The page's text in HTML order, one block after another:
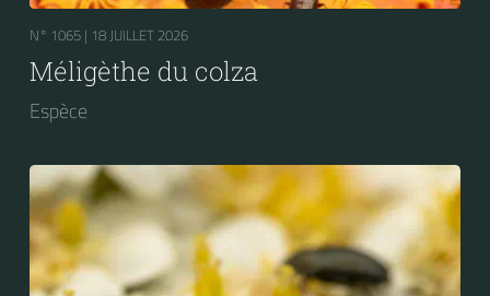
N° 1065 | 18 JUILLET 2026
Méligèthe du colza
Espèce